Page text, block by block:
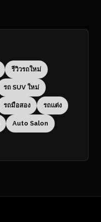
รีวิวรถใหม่
รถ SUV ใหม่
รถมือสอง รถแต่ง
Auto Salon